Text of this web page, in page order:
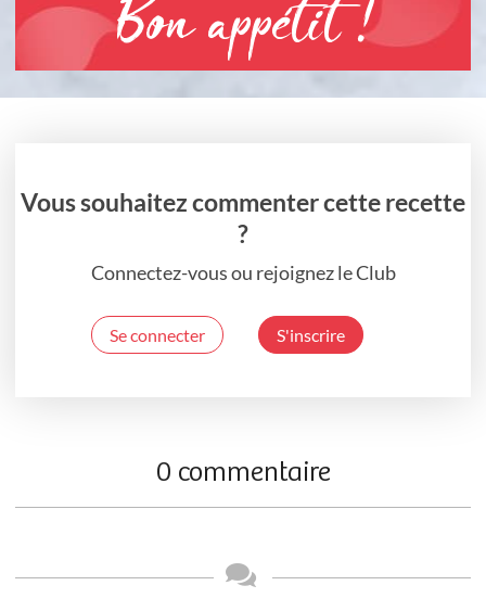
Bon appétit !
Vous souhaitez commenter cette recette
?
Connectez-vous ou rejoignez le Club
Se connecter S'inscrire
0 commentaire